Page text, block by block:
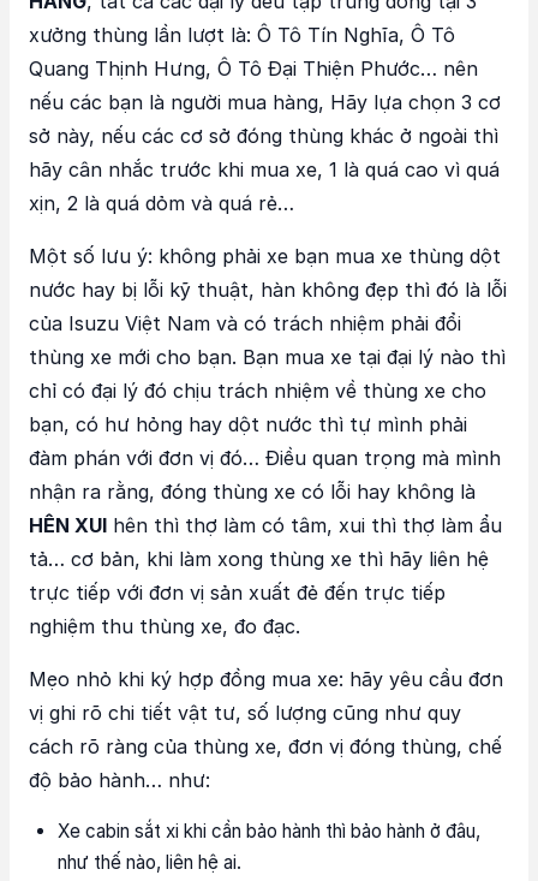
xưởng thùng lần lượt là: Ô Tô Tín Nghĩa, Ô Tô
Quang Thịnh Hưng, Ô Tô Đại Thiện Phước… nên
nếu các bạn là người mua hàng, Hãy lựa chọn 3 cơ
sở này, nếu các cơ sở đóng thùng khác ở ngoài thì
hãy cân nhắc trước khi mua xe, 1 là quá cao vì quá
xịn, 2 là quá dỏm và quá rẻ…
Một số lưu ý: không phải xe bạn mua xe thùng dột
nước hay bị lỗi kỹ thuật, hàn không đẹp thì đó là lỗi
của Isuzu Việt Nam và có trách nhiệm phải đổi
thùng xe mới cho bạn. Bạn mua xe tại đại lý nào thì
chỉ có đại lý đó chịu trách nhiệm về thùng xe cho
bạn, có hư hỏng hay dột nước thì tự mình phải
đàm phán với đơn vị đó… Điều quan trọng mà mình
nhận ra rằng, đóng thùng xe có lỗi hay không là
HÊN XUI hên thì thợ làm có tâm, xui thì thợ làm ẩu
tả… cơ bản, khi làm xong thùng xe thì hãy liên hệ
trực tiếp với đơn vị sản xuất đẻ đến trực tiếp
nghiệm thu thùng xe, đo đạc.
Mẹo nhỏ khi ký hợp đồng mua xe: hãy yêu cầu đơn
vị ghi rõ chi tiết vật tư, số lượng cũng như quy
cách rõ ràng của thùng xe, đơn vị đóng thùng, chế
độ bảo hành… như:
Xe cabin sắt xi khi cần bảo hành thì bảo hành ở đâu,
như thế nào, liên hệ ai.